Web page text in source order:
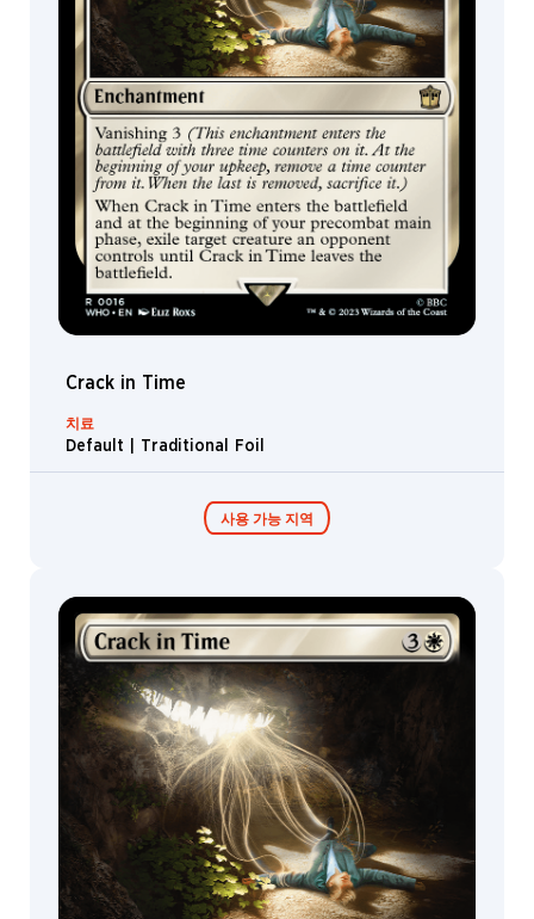
Crack in Time
치료
Default | Traditional Foil
사용 가능 지역
Timey-Wimey
콜렉터 부스터 /
디스플레이
커맨더 덱